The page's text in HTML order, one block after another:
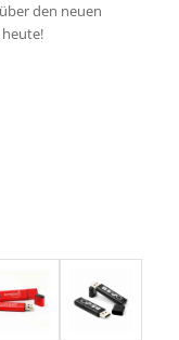
den neuen